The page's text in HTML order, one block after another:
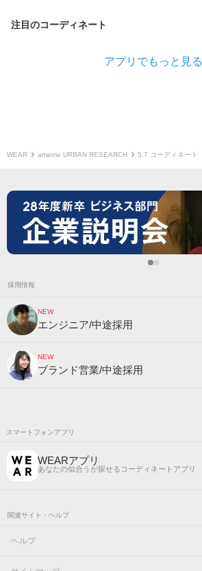
注目のコーディネート
アプリでもっと見る
WEAR ameme URBAN RESEARCH 5.7 コーディネート
採用情報
NEW
エンジニア/中途採用
NEW
ブランド営業/中途採用
スマートフォンアプリ
WEARアプリ
あなたの似合うが探せるコーディネートアプリ
関連サイト・ヘルプ
ヘルプ